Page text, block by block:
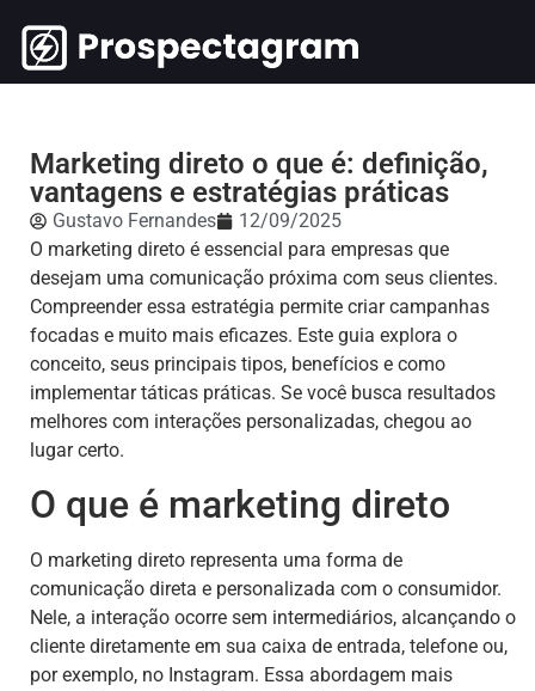
Marketing direto o que é: definição,
vantagens e estratégias práticas
Gustavo Fernandes
12/09/2025
O marketing direto é essencial para empresas que
desejam uma comunicação próxima com seus clientes.
Compreender essa estratégia permite criar campanhas
focadas e muito mais eficazes. Este guia explora o
conceito, seus principais tipos, benefícios e como
implementar táticas práticas. Se você busca resultados
melhores com interações personalizadas, chegou ao
lugar certo.
O que é marketing direto
O marketing direto representa uma forma de
comunicação direta e personalizada com o consumidor.
Nele, a interação ocorre sem intermediários, alcançando o
cliente diretamente em sua caixa de entrada, telefone ou,
por exemplo, no Instagram. Essa abordagem mais